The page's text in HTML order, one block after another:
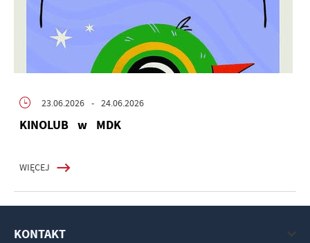
23.06.2026 - 24.06.2026
KINOLUB w MDK
WIĘCEJ
KONTAKT